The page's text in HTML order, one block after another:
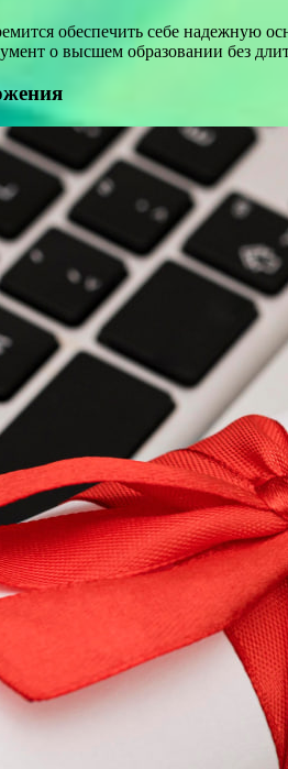
обеспечить себе надежную
о высшем образовании без